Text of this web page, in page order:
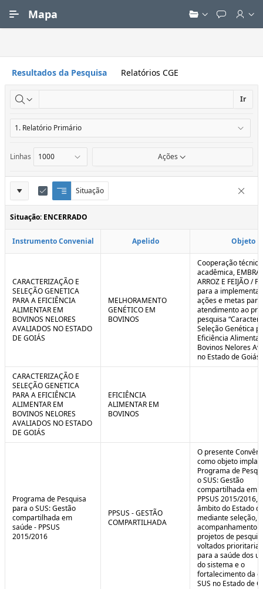
Mapa
Resultados da Pesquisa Relatórios CGE
Ir
Linhas Ações
Definições
do
Relatório
Situação
Q
u
e
b
a
o
n
l
t
u
o
E
d
i
t
r
t
r
r
Situação: ENCERRADO
Instrumento Convenial Apelido Objeto
CARACTERIZAÇÃO E
SELEÇÃO GENETICA
PARA A EFICIÊNCIA
ALIMENTAR EM
BOVINOS NELORES
AVALIADOS NO ESTADO
DE GOIÁS
MELHORAMENTO
GENÉTICO EM
BOVINOS
Cooperação
acadêmica,
ARROZ E FEIJÃO /
para a
ações e metas
atendimento ao
pesquisa
Seleção Genética
Eficiência
Bovinos Nelores
no Estado de
CARACTERIZAÇÃO E
SELEÇÃO GENETICA
PARA A EFICIÊNCIA
ALIMENTAR EM
BOVINOS NELORES
AVALIADOS NO ESTADO
DE GOIÁS
EFICIÊNCIA
ALIMENTAR EM
BOVINOS
Programa de Pesquisa
para o SUS: Gestão
compartilhada em
saúde - PPSUS
2015/2016
PPSUS - GESTÃO
COMPARTILHADA
O presente
como objeto
Programa de
o SUS: Gestão
compartilhada em
PPSUS 2015/2016,
âmbito do Estado
mediante seleção,
acompanhamento
projetos de
voltados
para a saúde dos
do sistema e o
fortalecimento da
SUS no Estado de